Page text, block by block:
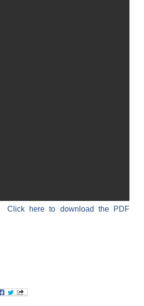
Click here to download the PDF